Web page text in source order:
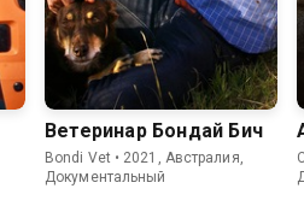
Ветеринар Бондай Бич
Bondi Vet • 2021, Австралия,
Документальный